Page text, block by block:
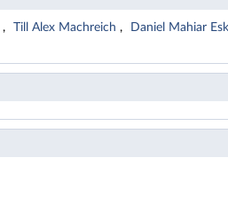
Till Alex Machreich
Daniel Mahiar